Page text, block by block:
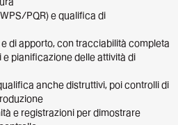
PQR) e qualifica di
di apporto, con tracciabilità completa
pianificazione delle attività di
anche distruttivi, poi controlli di
e registrazioni per dimostrare